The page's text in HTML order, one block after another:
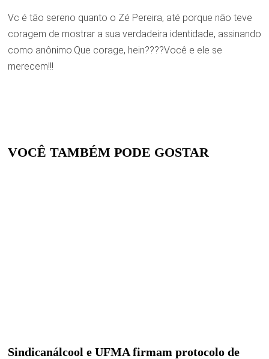
Vc é tão sereno quanto o Zé Pereira, até porque não teve
coragem de mostrar a sua verdadeira identidade, assinando
como anônimo.Que corage, hein????Você e ele se
merecem!!!
VOCÊ TAMBÉM PODE GOSTAR
Sindicanálcool e UFMA firmam protocolo de